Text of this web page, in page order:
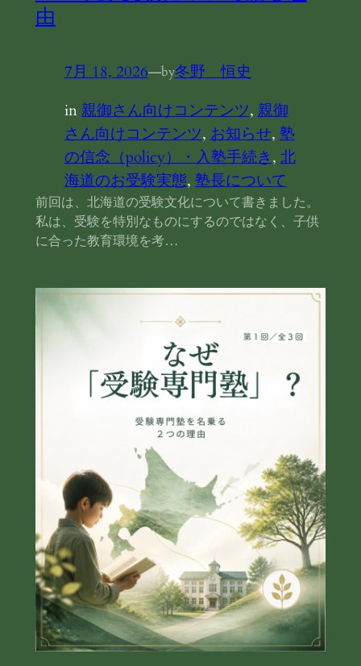
由
7月 18, 2026—by冬野 恒史
in親御さん向けコンテンツ, 親御
さん向けコンテンツ, お知らせ, 塾
の信念（policy）・入塾手続き, 北
海道のお受験実態, 塾長について
前回は、北海道の受験文化について書きました。
私は、受験を特別なものにするのではなく、子供
に合った教育環境を考…